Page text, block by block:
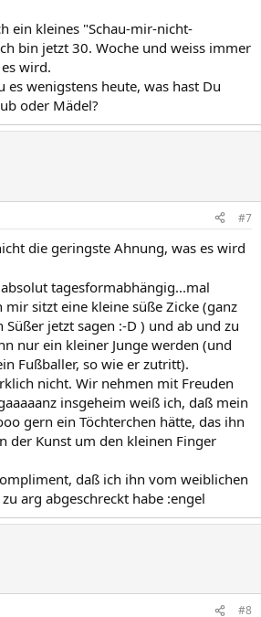
ein kleines "Schau-mir-nicht-
bin jetzt 30. Woche und weiss immer
wird.
wenigstens heute, was hast Du
oder Mädel?
#7
die geringste Ahnung, was es wird
tagesformabhängig...mal
sitzt eine kleine süße Zicke (ganz
jetzt sagen :-D ) und ab und zu
nur ein kleiner Junge werden (und
Fußballer, so wie er zutritt).
nicht. Wir nehmen mit Freuden
insgeheim weiß ich, daß mein
gern ein Töchterchen hätte, das ihn
der Kunst um den kleinen Finger
daß ich ihn vom weiblichen
arg abgeschreckt habe :engel
#8